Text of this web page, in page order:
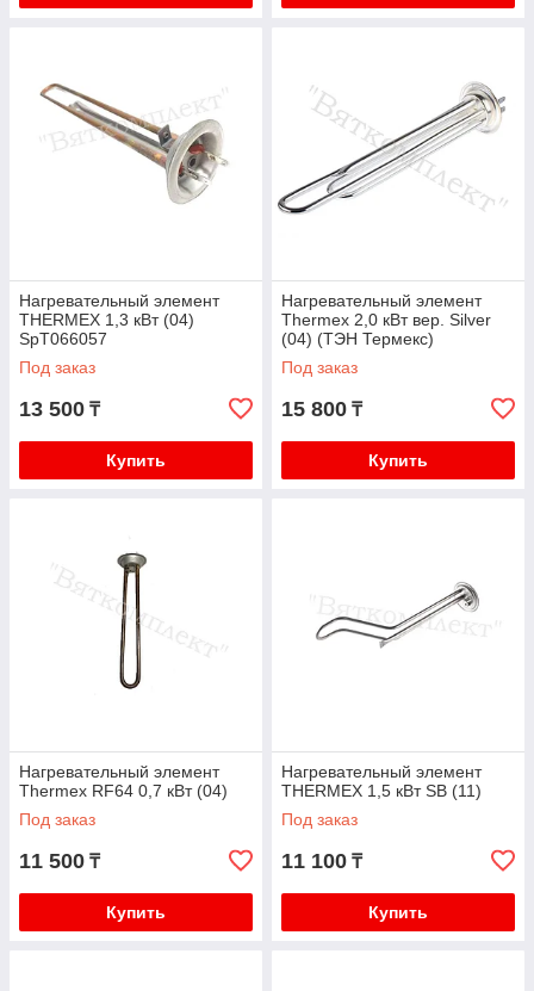
Нагревательный элемент
THERMEX 1,3 кВт (04)
SpT066057
Под заказ
13 500 ₸
Купить
Нагревательный элемент
Thermex 2,0 кВт вер. Silver
(04) (ТЭН Термекс)
Под заказ
15 800 ₸
Купить
Нагревательный элемент
Thermex RF64 0,7 кВт (04)
Под заказ
11 500 ₸
Купить
Нагревательный элемент
TНERMEX 1,5 кВт SB (11)
Под заказ
11 100 ₸
Купить